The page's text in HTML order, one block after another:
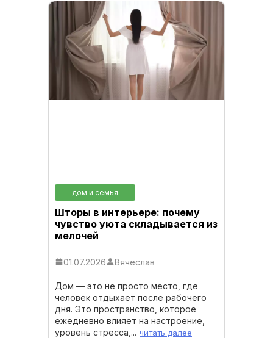
дом и семья
Шторы в интерьере: почему
чувство уюта складывается из
мелочей
01.07.2026 Вячеслав
Дом — это не просто место, где
человек отдыхает после рабочего
дня. Это пространство, которое
ежедневно влияет на настроение,
уровень стресса,... читать далее